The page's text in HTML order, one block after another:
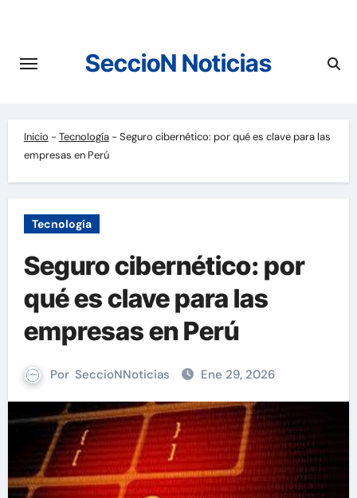
contenido
SeccioN Noticias
Inicio - Tecnología- Seguro cibernético: por qué es clave para las
empresas en Perú
Tecnología
Seguro cibernético: por
qué es clave para las
empresas en Perú
Por SeccioNNoticias Ene 29, 2026